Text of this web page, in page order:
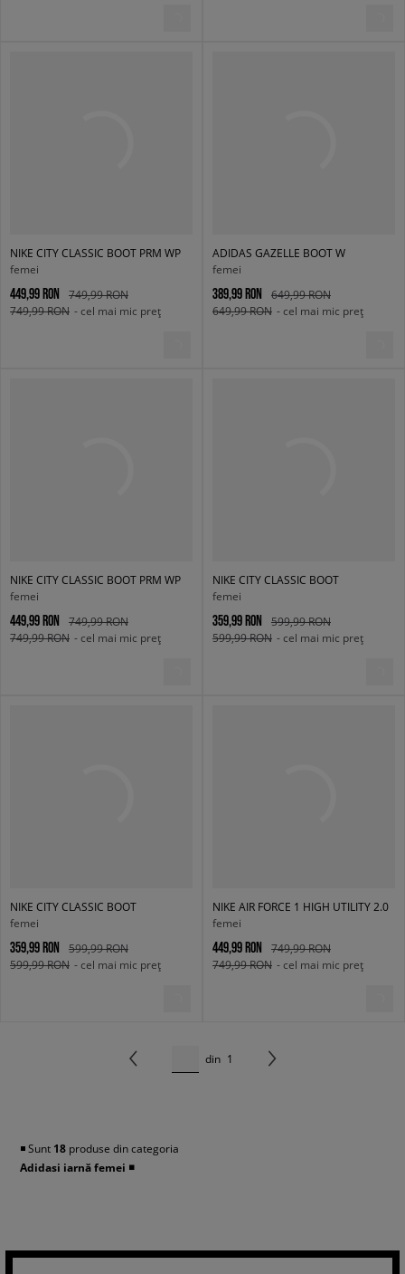
NIKE CITY CLASSIC BOOT PRM WP
femei
449,99 RON
749,99 RON
749,99 RON - cel mai mic preț
ADIDAS GAZELLE BOOT W
femei
389,99 RON
649,99 RON
649,99 RON - cel mai mic preț
NIKE CITY CLASSIC BOOT PRM WP
femei
449,99 RON
749,99 RON
749,99 RON - cel mai mic preț
NIKE CITY CLASSIC BOOT
femei
359,99 RON
599,99 RON
599,99 RON - cel mai mic preț
NIKE CITY CLASSIC BOOT
femei
359,99 RON
599,99 RON
599,99 RON - cel mai mic preț
NIKE AIR FORCE 1 HIGH UTILITY 2.0
femei
449,99 RON
749,99 RON
749,99 RON - cel mai mic preț
din 1
◾️ Sunt 18 produse din categoria
Adidasi iarnă femei ◾️